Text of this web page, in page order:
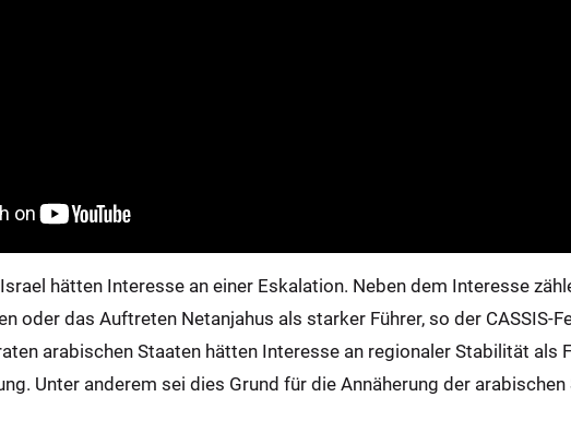
hätten Interesse an einer Eskalation. Neben dem Interesse
oder das Auftreten Netanjahus als starker Führer, so der CASSIS-
arabischen Staaten hätten Interesse an regionaler Stabilität als
Unter anderem sei dies Grund für die Annäherung der arabischen